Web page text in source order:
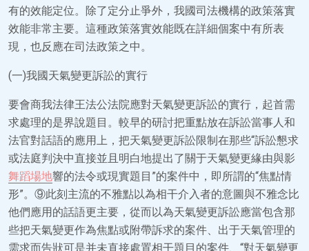
有的效能定位。除了定分止爭外，我國司法機構的政策落實
效能非常主要。這種政策落實效能既在詳細個案中有所表
現，也反應在司法政策之中。
(一)我國天氣變更訴訟的實行
要會商我法律王法公法院應對天氣變更訴訟的實行，起首需
求處理的是界說題目。較早的研討把重點放在訴訟當事人和
法官對話語的應用上，把天氣變更訴訟限制在那些“訴訟懇求
或法庭判決中直接並且明白地提出了關于天氣變更緣由與影
舞蹈場地響的法令或現實題目”的案件中，即所謂的“焦點情
形”。⑨此刻主流的不雅點以為相干介入者的意圖與不雅念比
他們應用的話語更主要，從而以為天氣變更訴訟應當包含那
些把天氣變更作為焦點或附帶訴求的案件、出于天氣管理的
需求而告狀可是并未直接處置相干題目的案件、“對天氣變更